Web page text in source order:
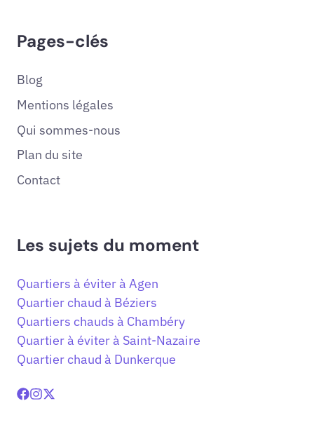
Pages-clés
Blog
Mentions légales
Qui sommes-nous
Plan du site
Contact
Les sujets du moment
Quartiers à éviter à Agen
Quartier chaud à Béziers
Quartiers chauds à Chambéry
Quartier à éviter à Saint-Nazaire
Quartier chaud à Dunkerque